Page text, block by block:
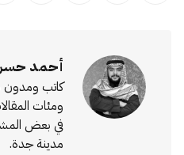
أحمد
كاتب ومدون
ومئات
في بعض
مدينة جدة.